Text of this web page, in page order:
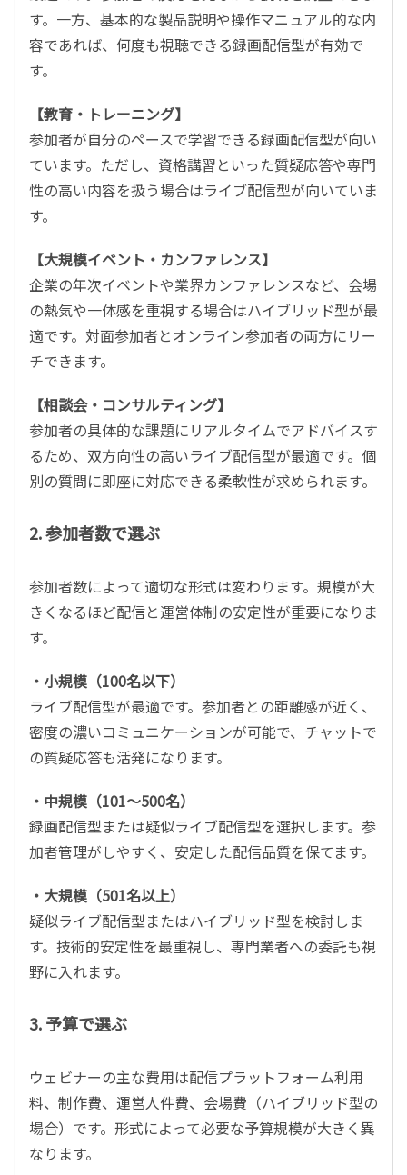
す。一方、基本的な製品説明や操作マニュアル的な内
容であれば、何度も視聴できる録画配信型が有効で
す。
【教育・トレーニング】
参加者が自分のペースで学習できる録画配信型が向い
ています。ただし、資格講習といった質疑応答や専門
性の高い内容を扱う場合はライブ配信型が向いていま
す。
【大規模イベント・カンファレンス】
企業の年次イベントや業界カンファレンスなど、会場
の熱気や一体感を重視する場合はハイブリッド型が最
適です。対面参加者とオンライン参加者の両方にリー
チできます。
【相談会・コンサルティング】
参加者の具体的な課題にリアルタイムでアドバイスす
るため、双方向性の高いライブ配信型が最適です。個
別の質問に即座に対応できる柔軟性が求められます。
2. 参加者数で選ぶ
参加者数によって適切な形式は変わります。規模が大
きくなるほど配信と運営体制の安定性が重要になりま
す。
・小規模（100名以下）
ライブ配信型が最適です。参加者との距離感が近く、
密度の濃いコミュニケーションが可能で、チャットで
の質疑応答も活発になります。
・中規模（101～500名）
録画配信型または疑似ライブ配信型を選択します。参
加者管理がしやすく、安定した配信品質を保てます。
・大規模（501名以上）
疑似ライブ配信型またはハイブリッド型を検討しま
す。技術的安定性を最重視し、専門業者への委託も視
野に入れます。
3. 予算で選ぶ
ウェビナーの主な費用は配信プラットフォーム利用
料、制作費、運営人件費、会場費（ハイブリッド型の
場合）です。形式によって必要な予算規模が大きく異
なります。